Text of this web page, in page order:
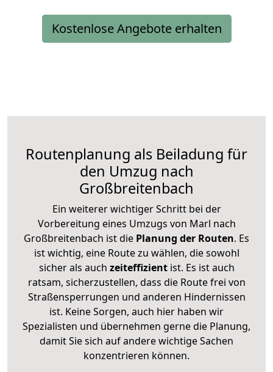
Kostenlose Angebote erhalten
Routenplanung als Beiladung für
den Umzug nach
Großbreitenbach
Ein weiterer wichtiger Schritt bei der
Vorbereitung eines Umzugs von Marl nach
Großbreitenbach ist die Planung der Routen. Es
ist wichtig, eine Route zu wählen, die sowohl
sicher als auch zeiteffizientist. Es ist auch
ratsam, sicherzustellen, dass die Route frei von
Straßensperrungen und anderen Hindernissen
ist. Keine Sorgen, auch hier haben wir
Spezialisten und übernehmen gerne die Planung,
damit Sie sich auf andere wichtige Sachen
konzentrieren können.